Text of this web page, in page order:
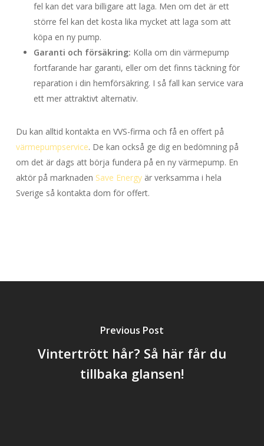
fel kan det vara billigare att laga. Men om det är ett
större fel kan det kosta lika mycket att laga som att
köpa en ny pump.
Garanti och försäkring: Kolla om din värmepump
fortfarande har garanti, eller om det finns täckning för
reparation i din hemförsäkring. I så fall kan service vara
ett mer attraktivt alternativ.
Du kan alltid kontakta en VVS-firma och få en offert på
värmepumpservice. De kan också ge dig en bedömning på
om det är dags att börja fundera på en ny värmepump. En
aktör på marknaden Save Energyär verksamma i hela
Sverige så kontakta dom för offert.
Previous Post
Vintertrött hår? Så här får du
tillbaka glansen!